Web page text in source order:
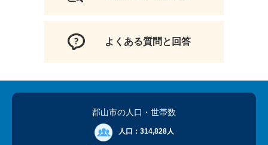
よくある質問と回答
郡山市の人口 ・世帯数
人口： 314,828人